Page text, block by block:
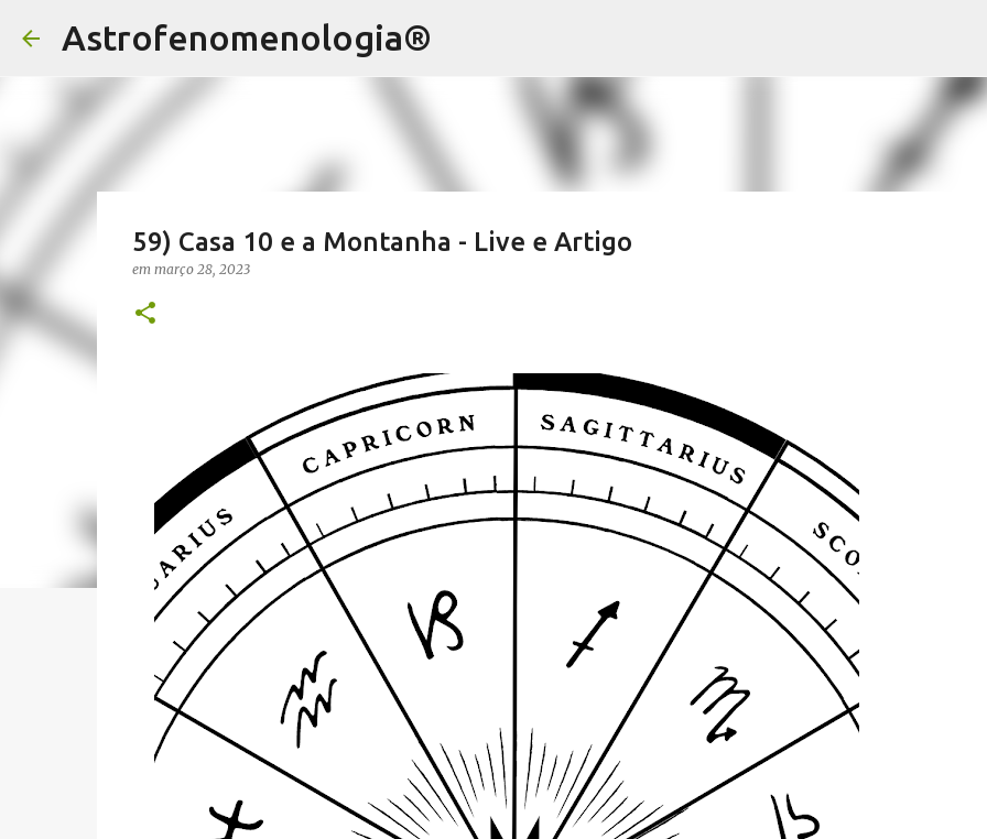
Astrofenomenologia®
59) Casa 10 e a Montanha - Live e Artigo
em março 28, 2023